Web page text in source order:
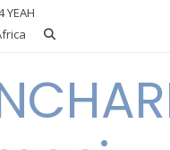
YEAH